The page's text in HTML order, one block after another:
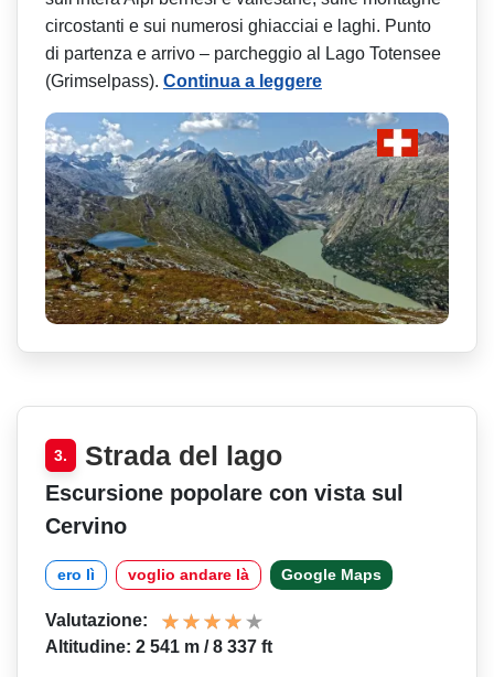
circostanti e sui numerosi ghiacciai e laghi. Punto
di partenza e arrivo – parcheggio al Lago Totensee
(Grimselpass). Continua a leggere
3. Strada del lago
Escursione popolare con vista sul
Cervino
ero lì voglio andare là Google Maps
Valutazione:
Altitudine: 2 541 m / 8 337 ft